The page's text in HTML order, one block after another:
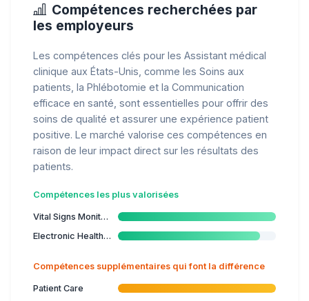
Compétences recherchées par
les employeurs
Les compétences clés pour les Assistant médical
clinique aux États-Unis, comme les Soins aux
patients, la Phlébotomie et la Communication
efficace en santé, sont essentielles pour offrir des
soins de qualité et assurer une expérience patient
positive. Le marché valorise ces compétences en
raison de leur impact direct sur les résultats des
patients.
Compétences les plus valorisées
Vital Signs Monitoring
Electronic Health Records
Compétences supplémentaires qui font la différence
Patient Care